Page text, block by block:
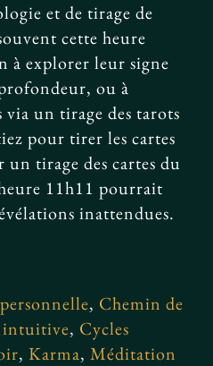
et de tirage de
cette heure
à explorer leur signe
ou à
via un tirage des tarots
pour tirer les cartes
tirage des cartes du
11h11 pourrait
inattendues.
, Chemin de
intuitive, Cycles
,Karma,Méditation